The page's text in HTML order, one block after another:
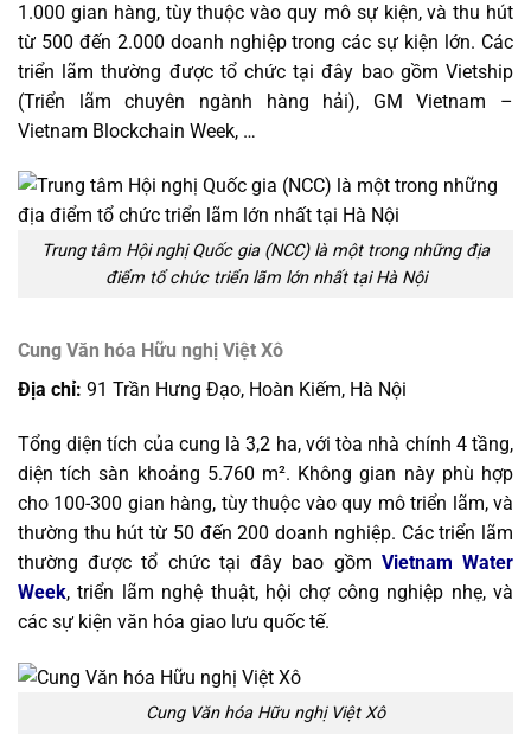
1.000 gian hàng, tùy thuộc vào quy mô sự kiện, và thu hút
từ 500 đến 2.000 doanh nghiệp trong các sự kiện lớn. Các
triển lãm thường được tổ chức tại đây bao gồm Vietship
(Triển lãm chuyên ngành hàng hải), GM Vietnam –
Vietnam Blockchain Week, …
Trung tâm Hội nghị Quốc gia (NCC) là một trong những địa
điểm tổ chức triển lãm lớn nhất tại Hà Nội
Cung Văn hóa Hữu nghị Việt Xô
Địa chỉ: 91 Trần Hưng Đạo, Hoàn Kiếm, Hà Nội
Tổng diện tích của cung là 3,2 ha, với tòa nhà chính 4 tầng,
diện tích sàn khoảng 5.760 m². Không gian này phù hợp
cho 100-300 gian hàng, tùy thuộc vào quy mô triển lãm, và
thường thu hút từ 50 đến 200 doanh nghiệp. Các triển lãm
thường được tổ chức tại đây bao gồm Vietnam Water
Week, triển lãm nghệ thuật, hội chợ công nghiệp nhẹ, và
các sự kiện văn hóa giao lưu quốc tế.
Cung Văn hóa Hữu nghị Việt Xô